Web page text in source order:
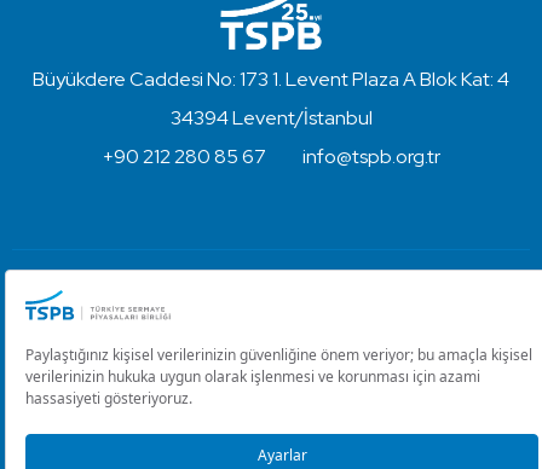
Büyükdere Caddesi No: 173 1. Levent Plaza A Blok Kat: 4
34394 Levent/İstanbul
+90 212 280 85 67
info@tspb.org.tr
Kullanım Koşulları ve Gizlilik
Çerez Ayarlarını Düzenle